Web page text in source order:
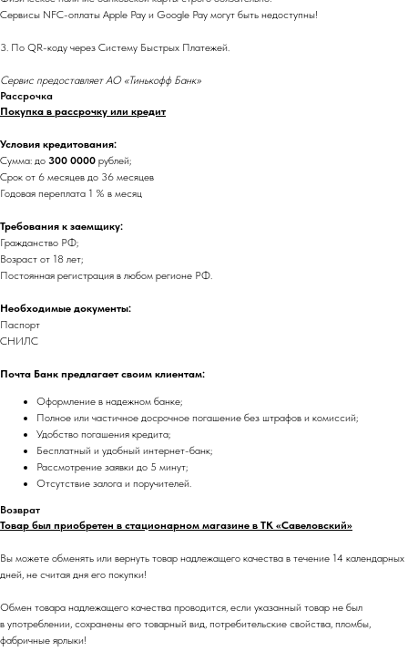
Сервисы NFC-оплаты Apple Pay и Google Pay могут быть недоступны!
3. По QR-коду через Систему Быстрых Платежей.
Сервис предоставляет АО «Тинькофф Банк»
Рассрочка
Покупка в рассрочку или кредит
Условия кредитования:
Сумма: до 300 0000 рублей;
Срок от 6 месяцев до 36 месяцев
Годовая переплата 1 % в месяц
Требования к заемщику:
Гражданство РФ;
Возраст от 18 лет;
Постоянная регистрация в любом регионе РФ.
Необходимые документы:
Паспорт
СНИЛС
Почта Банк предлагает своим клиентам:
Оформление в надежном банке;
Полное или частичное досрочное погашение без штрафов и комиссий;
Удобство погашения кредита;
Бесплатный и удобный интернет-банк;
Рассмотрение заявки до 5 минут;
Отсутствие залога и поручителей.
Возврат
Товар был приобретен в стационарном магазине в ТК «Савеловский»
Вы можете обменять или вернуть товар надлежащего качества в течение 14 календарных
дней, не считая дня его покупки!
Обмен товара надлежащего качества проводится, если указанный товар не был
в употреблении, сохранены его товарный вид, потребительские свойства, пломбы,
фабричные ярлыки!